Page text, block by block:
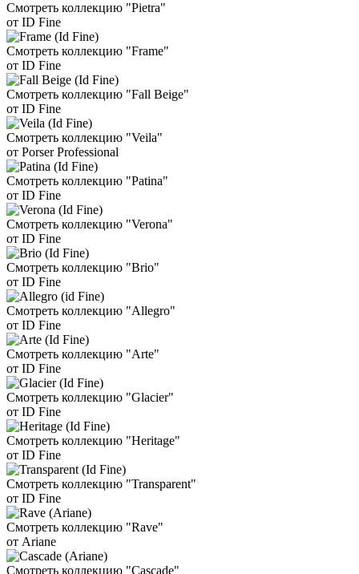
Смотреть коллекцию "Pietra"
от ID Fine
Смотреть коллекцию "Frame"
от ID Fine
Смотреть коллекцию "Fall Beige"
от ID Fine
Смотреть коллекцию "Veila"
от Porser Professional
Смотреть коллекцию "Patina"
от ID Fine
Смотреть коллекцию "Verona"
от ID Fine
Смотреть коллекцию "Brio"
от ID Fine
Смотреть коллекцию "Allegro"
от ID Fine
Смотреть коллекцию "Arte"
от ID Fine
Смотреть коллекцию "Glacier"
от ID Fine
Смотреть коллекцию "Heritage"
от ID Fine
Смотреть коллекцию "Transparent"
от ID Fine
Смотреть коллекцию "Rave"
от Ariane
Смотреть коллекцию "Cascade"